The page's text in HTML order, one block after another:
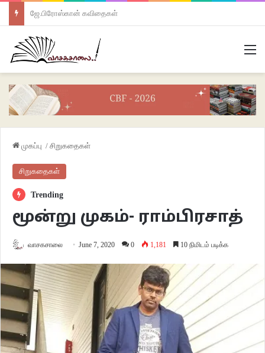
ஜே.பிரோஸ்கான் கவிதைகள்
முகப்பு / சிறுகதைகள்
சிறுகதைகள்
Trending
மூன்று முகம்- ராம்பிரசாத்
வாசகசாலை June 7, 2020 0 1,181 10 நிமிடம் படிக்க